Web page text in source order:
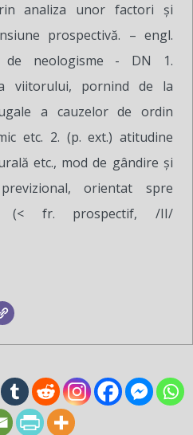
analiza unor factori şi
prospectivă. – engl.
de neologisme - DN 1.
viitorului, pornind de la
a cauzelor de ordin
etc. 2. (p. ext.) atitudine
etc., mod de gândire şi
orientat spre
(< fr. prospectif, /II/